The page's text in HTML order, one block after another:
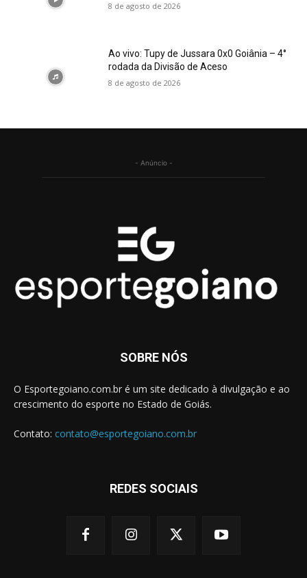
8 de agosto de 2026
Ao vivo: Tupy de Jussara 0x0 Goiânia – 4°
rodada da Divisão de Aceso
8 de agosto de 2026
- Anúncio -
SOBRE NÓS
O Esportegoiano.com.br é um site dedicado à divulgação e ao
crescimento do esporte no Estado de Goiás.
Contato: contato@esportegoiano.com.br
REDES SOCIAIS